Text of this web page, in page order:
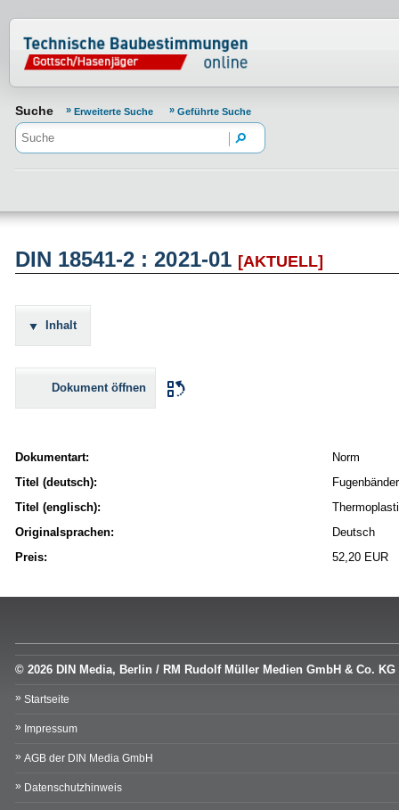
Normenportal Barrierefreiheit
Suche Erweiterte Suche Geführte Suche
DIN 18541-2 : 2021-01 [AKTUELL]
Inhalt
Dokument öffnen
Dokumentart:
Norm
Titel (deutsch):
Titel (englisch):
Originalsprachen:
Deutsch
Preis:
52,20 EUR
© 2026 DIN Media, Berlin / RM Rudolf Müller Medien GmbH & Co. KG
Startseite
Impressum
AGB der DIN Media GmbH
Datenschutzhinweis